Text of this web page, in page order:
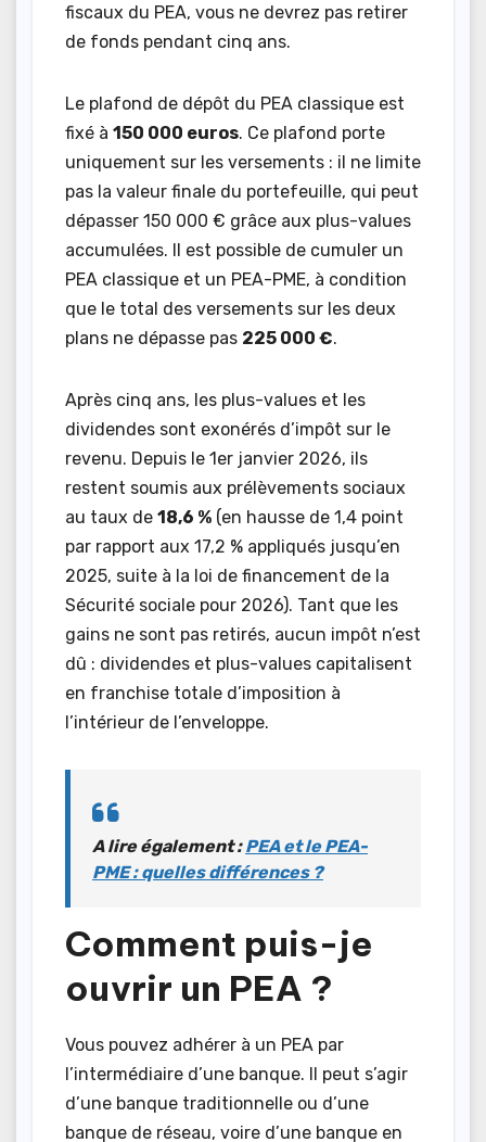
fiscaux du PEA, vous ne devrez pas retirer
de fonds pendant cinq ans.
Le plafond de dépôt du PEA classique est
fixé à 150 000 euros. Ce plafond porte
uniquement sur les versements : il ne limite
pas la valeur finale du portefeuille, qui peut
dépasser 150 000 € grâce aux plus-values
accumulées. Il est possible de cumuler un
PEA classique et un PEA-PME, à condition
que le total des versements sur les deux
plans ne dépasse pas 225 000 €.
Après cinq ans, les plus-values et les
dividendes sont exonérés d’impôt sur le
revenu. Depuis le 1er janvier 2026, ils
restent soumis aux prélèvements sociaux
au taux de 18,6 % (en hausse de 1,4 point
par rapport aux 17,2 % appliqués jusqu’en
2025, suite à la loi de financement de la
Sécurité sociale pour 2026). Tant que les
gains ne sont pas retirés, aucun impôt n’est
dû : dividendes et plus-values capitalisent
en franchise totale d’imposition à
l’intérieur de l’enveloppe.
A lire également :PEA et le PEA-
PME : quelles différences ?
Comment puis-je
ouvrir un PEA ?
Vous pouvez adhérer à un PEA par
l’intermédiaire d’une banque. Il peut s’agir
d’une banque traditionnelle ou d’une
banque de réseau, voire d’une banque en